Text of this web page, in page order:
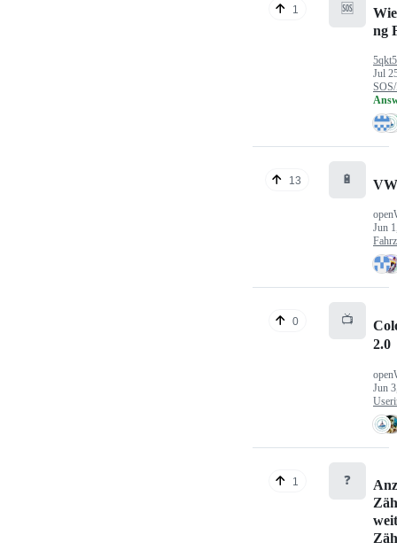
1 🆘
ng
Jul
13 🔋
Jun
0 📺
2.0
Jun
1 ❓